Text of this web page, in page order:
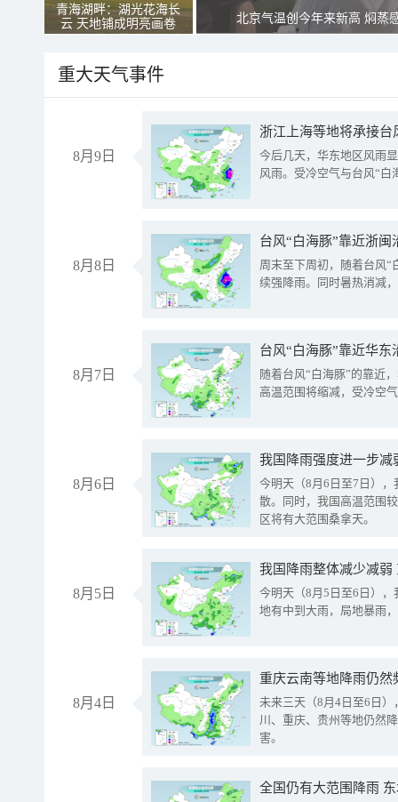
青海湖畔：湖光花海长
云 天地铺成明亮画卷
北京气温创今年来新高 焖蒸
重大天气事件
8月9日
浙江上海等地将承接台
今后几天，华东地区风雨
风雨。受冷空气与台风“白
8月8日
台风“白海豚”靠近浙
周末至下周初，随着台风“
续强降雨。同时暑热消减
8月7日
台风“白海豚”靠近华
随着台风“白海豚”的靠近
高温范围将缩减，受冷空
8月6日
今明天（8月6日至7日）
散。同时，我国高温范围
区将有大范围桑拿天。
8月5日
我国降雨整体减少减弱
今明天（8月5日至6日）
地有中到大雨，局地暴雨
8月4日
重庆云南等地降雨仍然
未来三天（8月4日至6日
川、重庆、贵州等地仍然
害。
全国仍有大范围降雨